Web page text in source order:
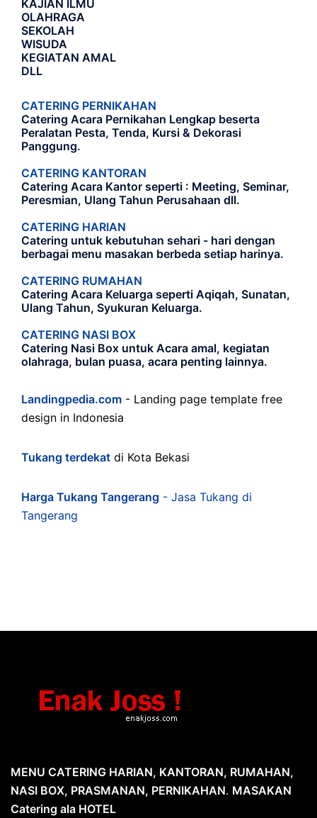
KAJIAN ILMU
OLAHRAGA
SEKOLAH
WISUDA
KEGIATAN AMAL
DLL
CATERING PERNIKAHAN
Catering Acara Pernikahan Lengkap beserta
Peralatan Pesta, Tenda, Kursi & Dekorasi
Panggung.
CATERING KANTORAN
Catering Acara Kantor seperti : Meeting, Seminar,
Peresmian, Ulang Tahun Perusahaan dll.
CATERING HARIAN
Catering untuk kebutuhan sehari - hari dengan
berbagai menu masakan berbeda setiap harinya.
CATERING RUMAHAN
Catering Acara Keluarga seperti Aqiqah, Sunatan,
Ulang Tahun, Syukuran Keluarga.
CATERING NASI BOX
Catering Nasi Box untuk Acara amal, kegiatan
olahraga, bulan puasa, acara penting lainnya.
Landingpedia.com - Landing page template free
design in Indonesia
Tukang terdekat di Kota Bekasi
Harga Tukang Tangerang - Jasa Tukang di
Tangerang
MENU CATERING HARIAN, KANTORAN, RUMAHAN,
NASI BOX, PRASMANAN, PERNIKAHAN. MASAKAN
Catering ala HOTEL